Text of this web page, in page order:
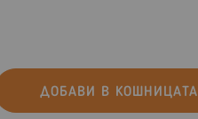
ДОБАВИ В КОШНИЦАТА